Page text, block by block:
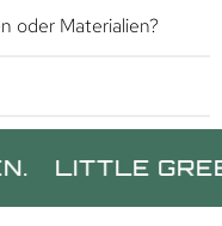
oder Materialien?
GREEN MEN.